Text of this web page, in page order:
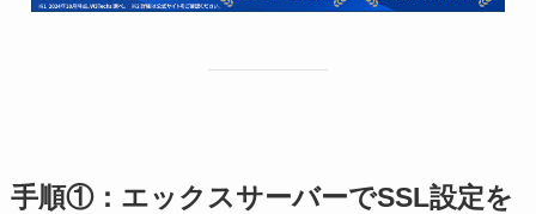
手順①：エックスサーバーでSSL設定を